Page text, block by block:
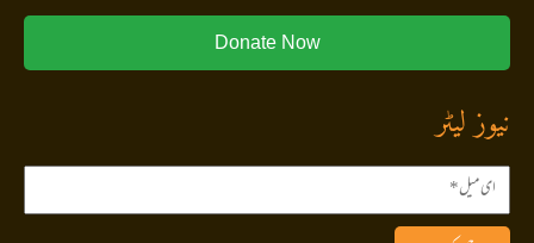
Donate Now
نیوز لیٹر